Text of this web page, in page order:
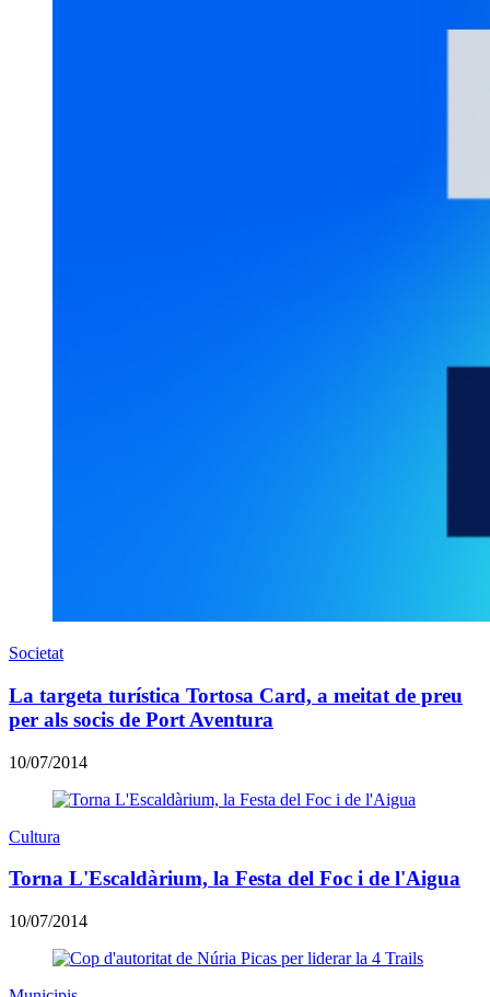
Societat
La targeta turística Tortosa Card, a meitat de preu
per als socis de Port Aventura
10/07/2014
Cultura
Torna L'Escaldàrium, la Festa del Foc i de l'Aigua
10/07/2014